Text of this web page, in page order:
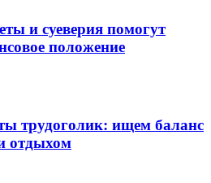
и суеверия помогут
положение
трудоголик: ищем баланс
отдыхом